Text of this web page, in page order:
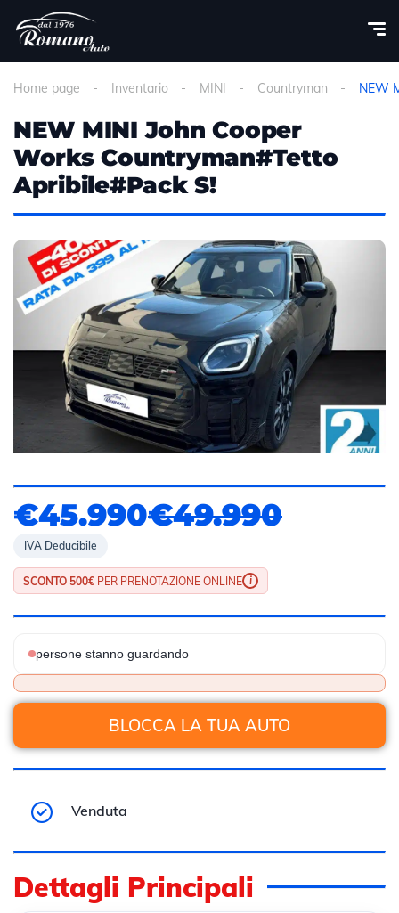
Home page Inventario MINI Countryman NEW
NEW MINI John Cooper
Works Countryman#Tetto
Apribile#Pack S!
€45.990€49.990
IVA Deducibile
SCONTO 500€ PER PRENOTAZIONE ONLINE i
persone stanno guardando
BLOCCA LA TUA AUTO
Venduta
Dettagli Principali